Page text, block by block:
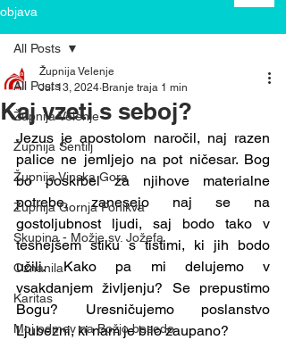
objava
All Posts
Župnija Velenje
Župnija Šentilj
Župnija Vinska Gora
Župnija Gornja Ponikva
Skupina - Možje sv. Jožefa
Oznanila
Karitas
Moj odmev na Božjo besedo
All Posts
Kaj vzeti s seboj?
Župnija Velenje
Jul 13, 2024 Branje traja 1 min
Jezus je apostolom naročil, naj razen
palice ne jemljejo na pot ničesar. Bog
bo poskrbel za njihove materialne
potrebe, zanesejo naj se na
gostoljubnost ljudi, saj bodo tako v
tesnejšem stiku s tistimi, ki jih bodo
učili. Kako pa mi delujemo v
vsakdanjem življenju? Se prepustimo
Bogu? Uresničujemo poslanstvo
Ljubezni, ki nam je bilo zaupano?